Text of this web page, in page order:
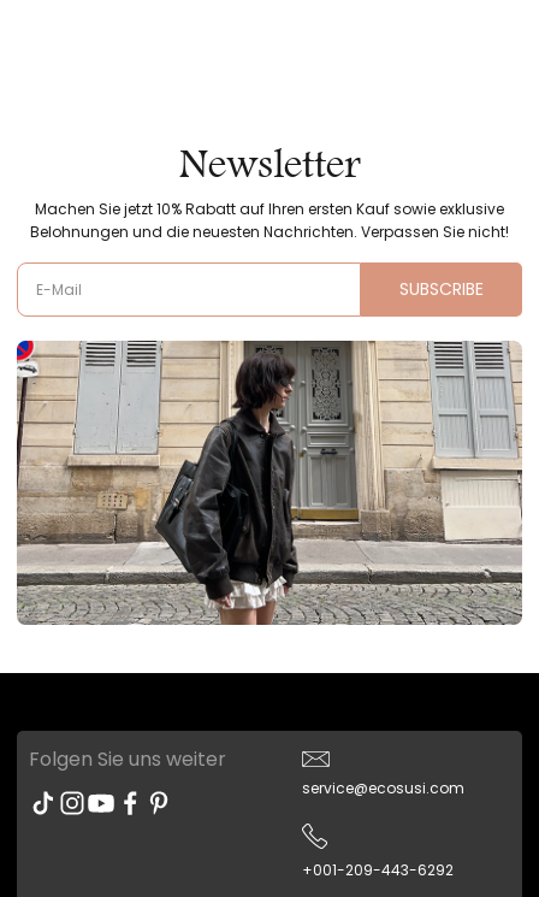
Newsletter
Machen Sie jetzt 10% Rabatt auf Ihren ersten Kauf sowie exklusive
Belohnungen und die neuesten Nachrichten. Verpassen Sie nicht!
E-Mail SUBSCRIBE
Folgen Sie uns weiter
service@ecosusi.com
+001-209-443-6292